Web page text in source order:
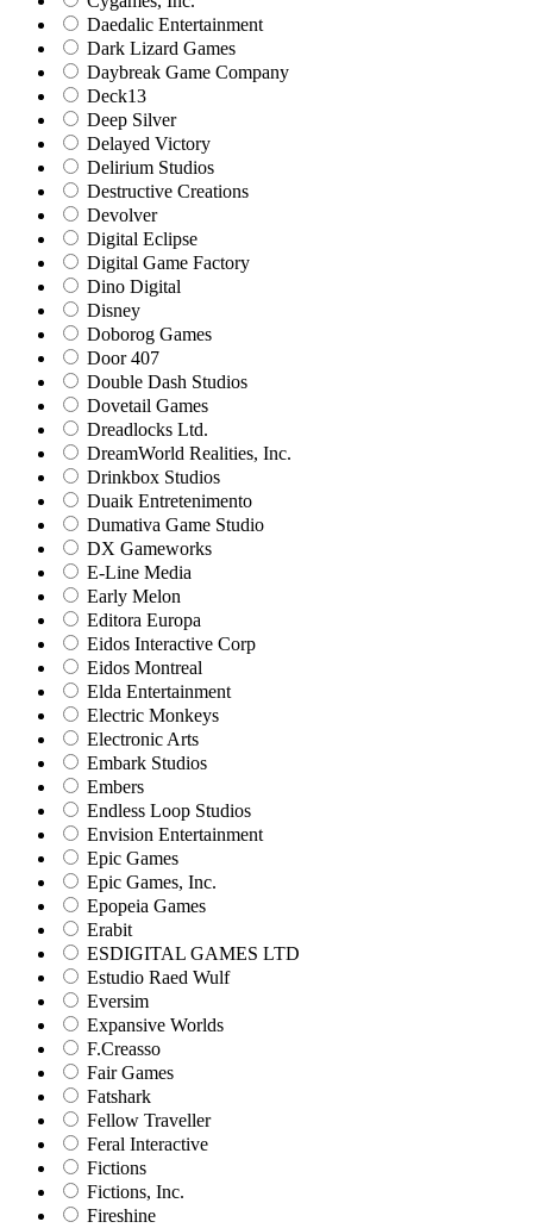
Daedalic Entertainment
Dark Lizard Games
Daybreak Game Company
Deck13
Deep Silver
Delayed Victory
Delirium Studios
Destructive Creations
Devolver
Digital Eclipse
Digital Game Factory
Dino Digital
Disney
Doborog Games
Door 407
Double Dash Studios
Dovetail Games
Dreadlocks Ltd.
DreamWorld Realities, Inc.
Drinkbox Studios
Duaik Entretenimento
Dumativa Game Studio
DX Gameworks
E-Line Media
Early Melon
Editora Europa
Eidos Interactive Corp
Eidos Montreal
Elda Entertainment
Electric Monkeys
Electronic Arts
Embark Studios
Embers
Endless Loop Studios
Envision Entertainment
Epic Games
Epic Games, Inc.
Epopeia Games
Erabit
ESDIGITAL GAMES LTD
Estudio Raed Wulf
Eversim
Expansive Worlds
F.Creasso
Fair Games
Fatshark
Fellow Traveller
Feral Interactive
Fictions
Fictions, Inc.
Fireshine